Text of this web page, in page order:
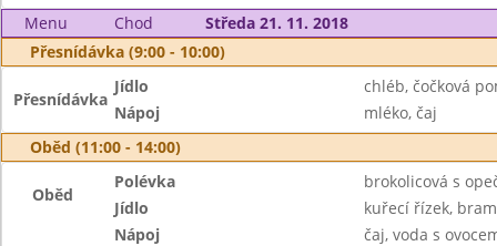
Menu Chod
Středa 21. 11. 2018
Přesnídávka (9:00 - 10:00)
Přesnídávka
Jídlo
chléb, čočková
Nápoj
mléko, čaj
Oběd (11:00 - 14:00)
Oběd
Polévka
brokolicová s
Jídlo
kuřecí řízek,
Nápoj
čaj, voda s